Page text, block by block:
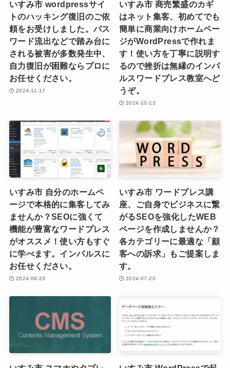
いすみ市 wordpressサイ
トのハッキング復旧のご依
頼をお受けしました。パス
ワード流出などで踏み台に
される被害が多数発生中、
自力復旧が困難ならプロに
お任せください。
2024-11-17
いすみ市 商売繁盛のカギ
はネット集客、初めてでも
簡単に商業向けホームペー
ジがWordPressで作れま
す！使い方を丁寧に説明す
るので挫折は無縁のインパ
ルスワードプレス教室へど
うぞ。
2024-10-13
いすみ市 自分のホームペ
ージで本格的に集客してみ
ませんか？SEOに強くて
機能が豊富なワードプレス
がオススメ！使い方もすぐ
に学べます。インパルスに
お任せください。
2024-09-23
いすみ市 ワードプレス講
座、ご自身でビジネスに繋
がるSEOを強化したWEB
ページを作成しませんか？
各カテゴリーに最適な「顧
客への訴求」もご提案しま
す。
2024-07-20